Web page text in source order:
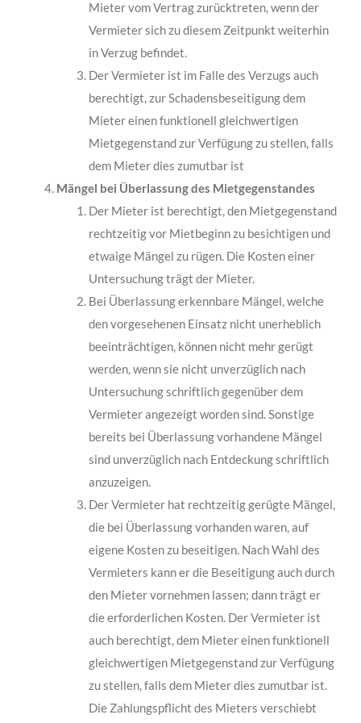
Mieter vom Vertrag zurücktreten, wenn der
Vermieter sich zu diesem Zeit­punkt weiterhin
in Verzug befindet.
Der Vermieter ist im Falle des Verzugs auch
berechtigt, zur Schadensbeseitigung dem
Mieter einen funktionell gleichwertigen
Mietgegenstand zur Verfügung zu stellen, falls
dem Mieter dies zumutbar ist
Mängel bei Überlassung des Mietgegenstandes
Der Mieter ist berechtigt, den Mietgegenstand
rechtzeitig vor Mietbeginn zu besichtigen und
etwaige Mängel zu rügen. Die Kosten einer
Untersuchung trägt der Mieter.
Bei Überlassung erkennbare Mängel, welche
den vorgesehenen Einsatz nicht unerheb­lich
beeinträchtigen, können nicht mehr gerügt
werden, wenn sie nicht unverzüglich nach
Untersuchung schriftlich gegenüber dem
Vermieter angezeigt worden sind. Sons­tige
bereits bei Überlassung vorhandene Mängel
sind unverzüglich nach Entdeckung schriftlich
anzuzeigen.
Der Vermieter hat rechtzeitig gerügte Mängel,
die bei Überlassung vorhanden waren, auf
eigene Kosten zu beseitigen. Nach Wahl des
Vermieters kann er die Beseitigung auch durch
den Mieter vornehmen lassen; dann trägt er
die erforderlichen Kosten. Der Vermieter ist
auch berechtigt, dem Mieter einen funktionell
gleichwertigen Mietgegen­stand zur Verfügung
zu stellen, falls dem Mieter dies zumutbar ist.
Die Zahlungspflicht des Mieters verschiebt